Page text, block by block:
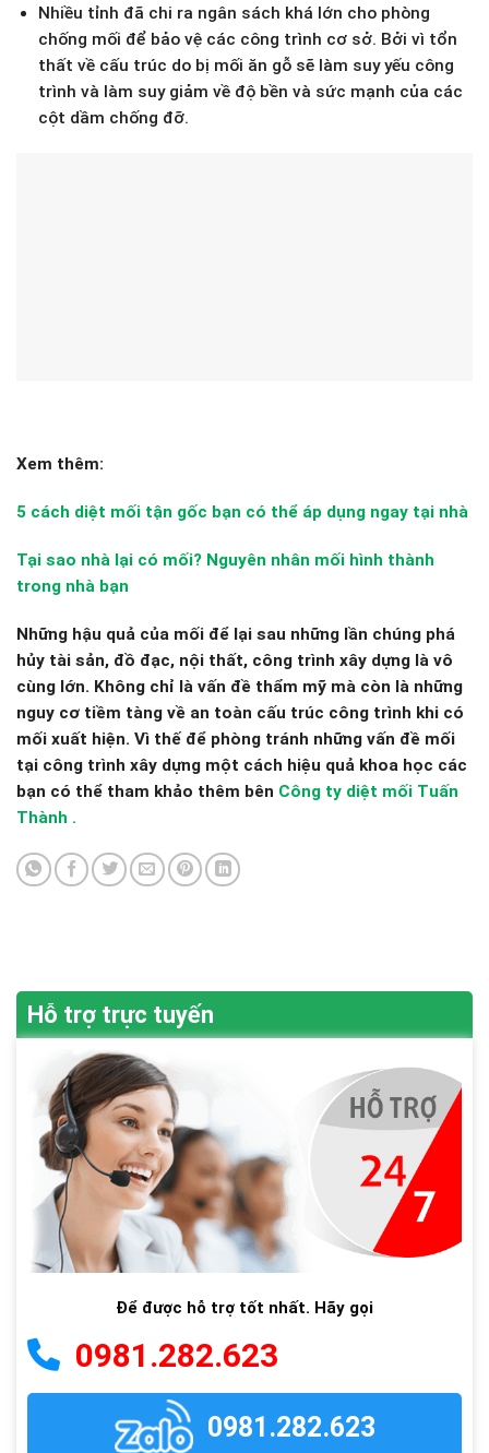
Nhiều tỉnh đã chi ra ngân sách khá lớn cho phòng
chống mối để bảo vệ các công trình cơ sở. Bởi vì tổn
thất về cấu trúc do bị mối ăn gỗ sẽ làm suy yếu công
trình và làm suy giảm về độ bền và sức mạnh của các
cột dầm chống đỡ.
Xem thêm:
5 cách diệt mối tận gốc bạn có thể áp dụng ngay tại nhà
Tại sao nhà lại có mối? Nguyên nhân mối hình thành
trong nhà bạn
Những hậu quả của mối để lại sau những lần chúng phá
hủy tài sản, đồ đạc, nội thất, công trình xây dựng là vô
cùng lớn. Không chỉ là vấn đề thẩm mỹ mà còn là những
nguy cơ tiềm tàng về an toàn cấu trúc công trình khi có
mối xuất hiện. Vì thế để phòng tránh những vấn đề mối
tại công trình xây dựng một cách hiệu quả khoa học các
bạn có thể tham khảo thêm bên Công ty diệt mối Tuấn
Thành .
Hỗ trợ trực tuyến
Để được hỗ trợ tốt nhất. Hãy gọi
0981.282.623
0981.282.623